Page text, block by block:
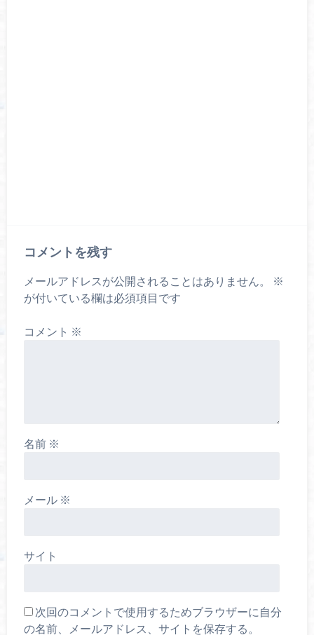
コメントを残す
メールアドレスが公開されることはありません。
※
が付いている欄は必須項目です
コメント ※
名前 ※
メール ※
サイト
次回のコメントで使用するためブラウザーに自分
の名前、メールアドレス、サイトを保存する。